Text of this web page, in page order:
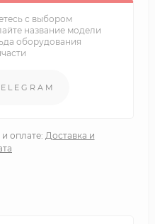
с выбором
название модели
оборудования
оплате: Доставка и